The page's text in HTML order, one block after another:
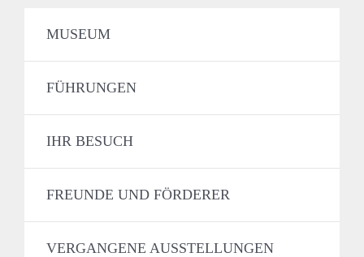
MUSEUM
FÜHRUNGEN
IHR BESUCH
FREUNDE UND FÖRDERER
VERGANGENE AUSSTELLUNGEN